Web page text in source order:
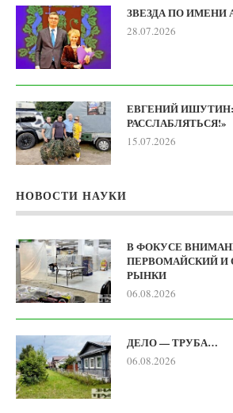
ЗВЕЗДА ПО ИМЕНИ
28.07.2026
ЕВГЕНИЙ
РАССЛАБЛЯТЬСЯ!»
15.07.2026
НОВОСТИ НАУКИ
В ФОКУСЕ
ПЕРВОМАЙСКИЙ И
РЫНКИ
06.08.2026
ДЕЛО — ТРУБА…
06.08.2026